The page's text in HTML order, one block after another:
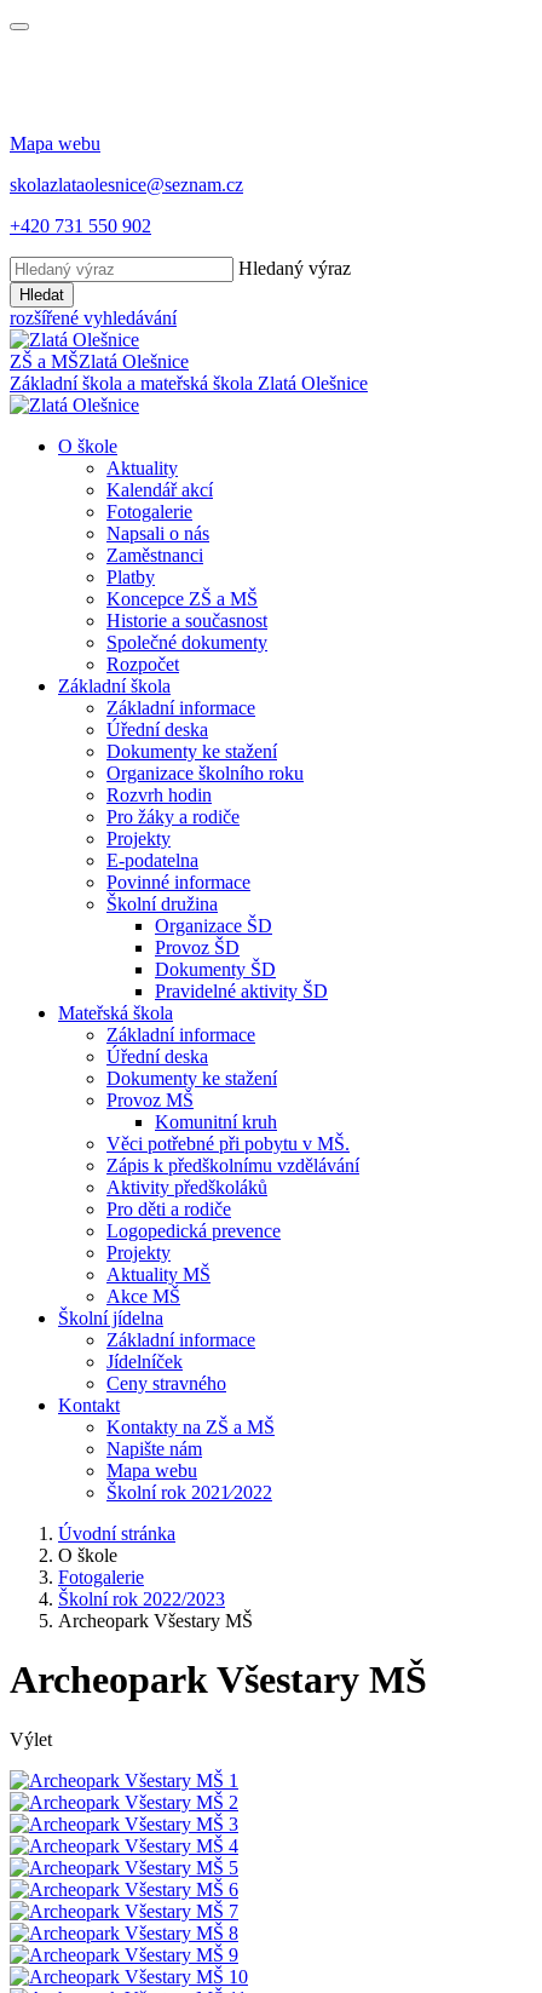
Mapa webu
skolazlataolesnice@seznam.cz
+420 731 550 902
Hledaný výraz
Hledat
rozšířené vyhledávání
ZŠ a MŠZlatá Olešnice
Základní škola a mateřská škola Zlatá Olešnice
O škole
Aktuality
Kalendář akcí
Fotogalerie
Napsali o nás
Zaměstnanci
Platby
Koncepce ZŠ a MŠ
Historie a současnost
Společné dokumenty
Rozpočet
Základní škola
Základní informace
Úřední deska
Dokumenty ke stažení
Organizace školního roku
Rozvrh hodin
Pro žáky a rodiče
Projekty
E-podatelna
Povinné informace
Školní družina
Organizace ŠD
Provoz ŠD
Dokumenty ŠD
Pravidelné aktivity ŠD
Mateřská škola
Základní informace
Úřední deska
Dokumenty ke stažení
Provoz MŠ
Komunitní kruh
Věci potřebné při pobytu v MŠ.
Zápis k předškolnímu vzdělávání
Aktivity předškoláků
Pro děti a rodiče
Logopedická prevence
Projekty
Aktuality MŠ
Akce MŠ
Školní jídelna
Základní informace
Jídelníček
Ceny stravného
Kontakt
Kontakty na ZŠ a MŠ
Napište nám
Mapa webu
Školní rok 2021⁄2022
Úvodní stránka
O škole
Fotogalerie
Školní rok 2022/2023
Archeopark Všestary MŠ
Archeopark Všestary MŠ
Výlet